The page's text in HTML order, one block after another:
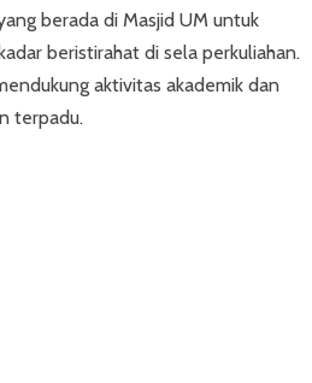
berada di Masjid UM untuk
beristirahat di sela perkuliahan.
aktivitas akademik dan
terpadu.